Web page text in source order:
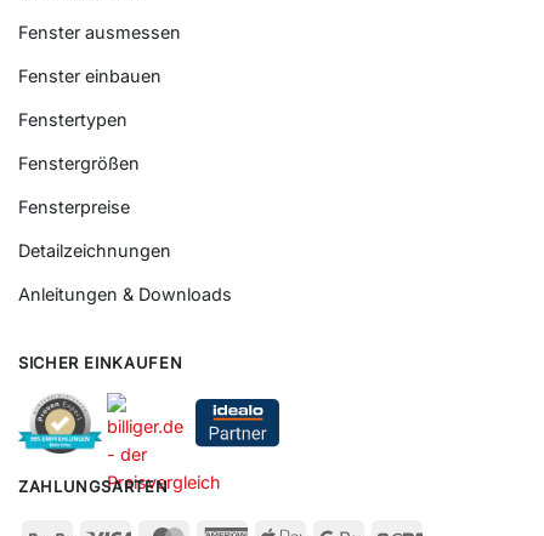
Fenster ausmessen
Fenster einbauen
Fenstertypen
Fenstergrößen
Fensterpreise
Detailzeichnungen
Anleitungen & Downloads
SICHER EINKAUFEN
ZAHLUNGSARTEN